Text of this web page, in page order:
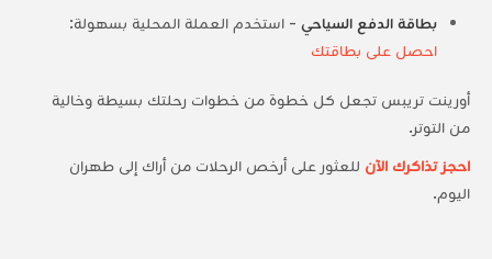
بطاقة الدفع السياحي- استخدم العملة المحلية بسهولة:
احصل على بطاقتك
أورينت تريبس تجعل كل خطوة من خطوات رحلتك بسيطة وخالية
من التوتر.
احجز تذاكرك الآن للعثور على أرخص الرحلات من أراك إلى طهران
اليوم.